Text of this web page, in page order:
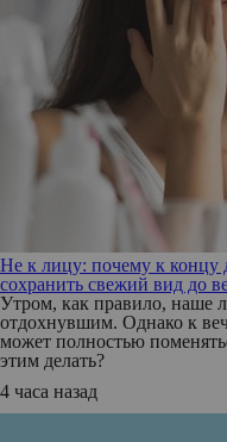
Не к лицу: почему к
сохранить свежий вид до
Утром, как правило, наше
отдохнувшим. Однако к
может полностью
этим делать?
4 часа назад